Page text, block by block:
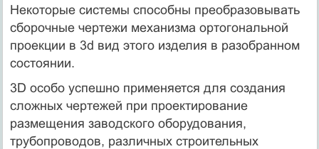
Некоторые системы способны преобразовывать
сборочные чертежи механизма ортогональной
проекции в 3d вид этого изделия в разобранном
состоянии.
3D особо успешно применяется для создания
сложных чертежей при проектирование
размещения заводского оборудования,
трубопроводов, различных строительных